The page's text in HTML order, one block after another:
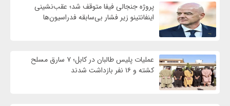
پروژه جنجالی فیفا متوقف شد؛ عقب‌نشینی
اینفانتینو زیر فشار بی‌سابقه فدراسیون‌ها
عملیات پلیس طالبان در کابل؛ ۷ سارق مسلح
کشته و ۱۶ نفر بازداشت شدند